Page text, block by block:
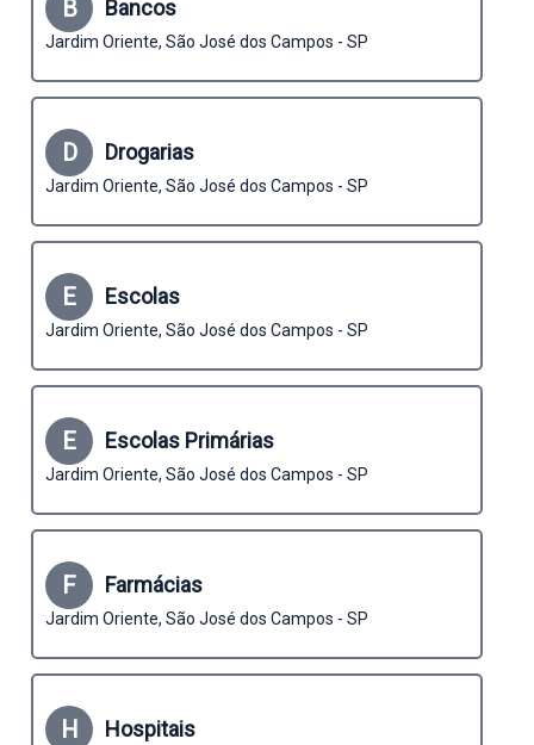
B Bancos
Jardim Oriente, São José dos Campos - SP
D Drogarias
Jardim Oriente, São José dos Campos - SP
E Escolas
Jardim Oriente, São José dos Campos - SP
E Escolas Primárias
Jardim Oriente, São José dos Campos - SP
F Farmácias
Jardim Oriente, São José dos Campos - SP
H Hospitais